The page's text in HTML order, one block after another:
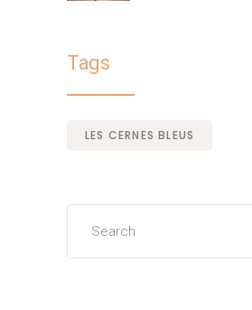
Tags
LES CERNES BLEUS
Search